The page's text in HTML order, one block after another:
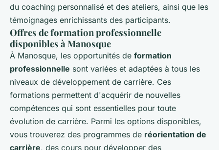
du coaching personnalisé et des ateliers, ainsi que les
témoignages enrichissants des participants.
Offres de formation professionnelle
disponibles à Manosque
À Manosque, les opportunités de formation
professionnelle sont variées et adaptées à tous les
niveaux de développement de carrière. Ces
formations permettent d'acquérir de nouvelles
compétences qui sont essentielles pour toute
évolution de carrière. Parmi les options disponibles,
vous trouverez des programmes de réorientation de
carrière, des cours pour développer des